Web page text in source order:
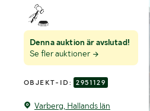
Denna auktion är avslutad!
Se fler auktioner
OBJEKT-ID: 2951129
Varberg, Hallands län